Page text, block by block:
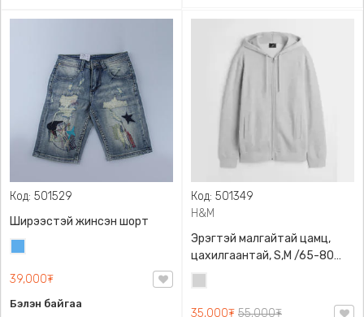
Код: 501529
Ширээстэй жинсэн шорт
39,000₮
Бэлэн байгаа
Код: 501349
H&M
Эрэгтэй малгайтай цамц,
цахилгаантай, S,M /65-80
кг/, H&M, 0852614006,
Даавуу
35,000₮ 55,000₮